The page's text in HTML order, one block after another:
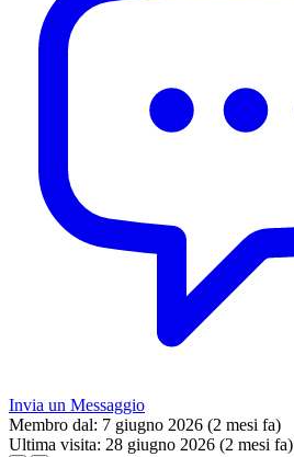
Invia un Messaggio
Membro dal: 7 giugno 2026 (2 mesi fa)
Ultima visita: 28 giugno 2026 (2 mesi fa)